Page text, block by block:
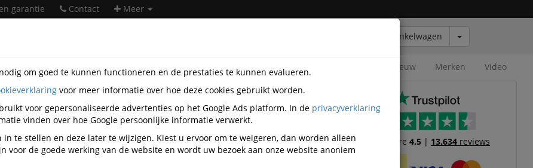
Winkelwagen
garantie Contact Meer
Nieuw Merken Video
supplies Q-Connect
Q-Connect printer supplies
Trustscore4.5 | 13.634 reviews
om goed te kunnen functioneren en de prestaties te kunnen evalueren.
voor meer informatie over hoe deze cookies gebruikt worden.
voor gepersonaliseerde advertenties op het Google Ads platform. In de privacyverklaring
vinden over hoe Google persoonlijke informatie verwerkt.
in te stellen en deze later te wijzigen. Kiest u ervoor om te weigeren, dan worden alleen
voor de goede werking van de website en wordt uw bezoek aan onze website anoniem